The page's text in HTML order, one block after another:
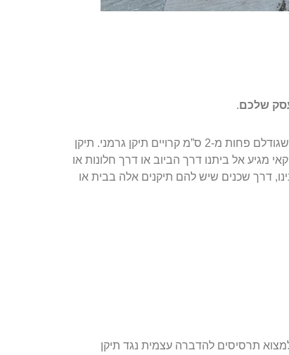
שלכם.
ישנם מספר סוגי ג’וקים: הגדולים מביניהם קרויים תיקן אמריקאי והקטנים מביניהם שגודלם פחות מ-2 ס”מ קרויים תיקן גרמני. תיקן
מגיע אל ביתנו דרך הביוב או דרך חלונות או
דרך שכנים שיש להם תיקנים אלה בבית או
תרסיסים להדברה עצמית נגד תיקן